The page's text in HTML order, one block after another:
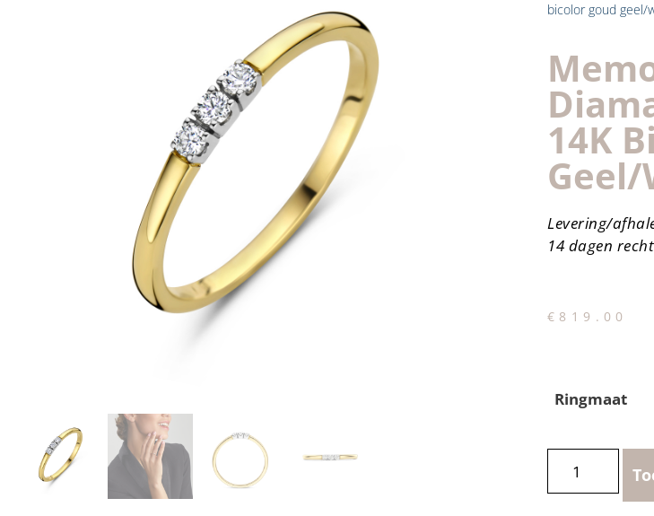
bicolor goud geel/
14K
Levering/
14 dagen
€ 819.00
Ringmaat